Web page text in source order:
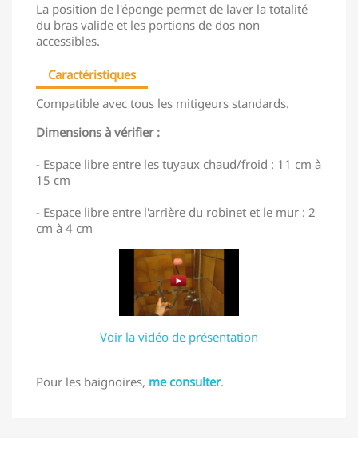
La position de l'éponge permet de laver la totalité
du bras valide et les portions de dos non
accessibles.
Caractéristiques
Compatible avec tous les mitigeurs standards.
Dimensions à vérifier :
- Espace libre entre les tuyaux chaud/froid : 11 cm à
15 cm
- Espace libre entre l'arrière du robinet et le mur : 2
cm à 4 cm
Voir la vidéo de présentation
Pour les baignoires, me consulter.